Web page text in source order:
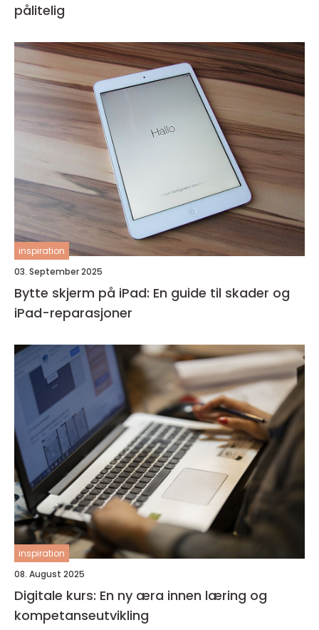
pålitelig
inspiration
03. September 2025
Bytte skjerm på iPad: En guide til skader og
iPad-reparasjoner
inspiration
08. August 2025
Digitale kurs: En ny æra innen læring og
kompetanseutvikling